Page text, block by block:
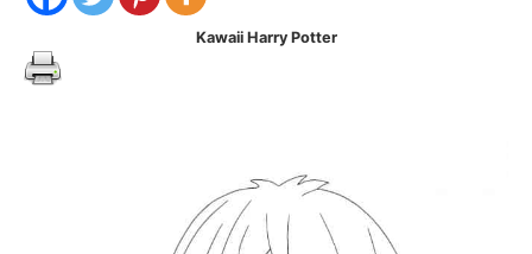
Kawaii Harry Potter